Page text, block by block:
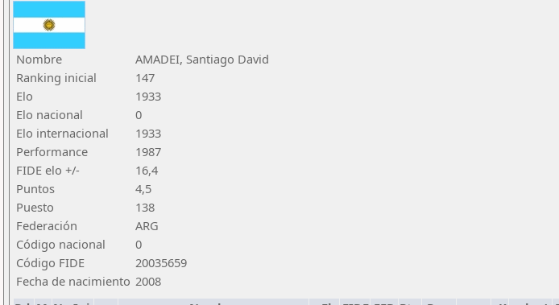
Nombre
AMADEI, Santiago David
Ranking inicial
147
Elo
1933
Elo nacional
0
Elo internacional
1933
Performance
1987
FIDE elo +/-
16,4
Puntos
4,5
Puesto
138
Federación
ARG
Código nacional
0
Código FIDE
20035659
Fecha de nacimiento 2008